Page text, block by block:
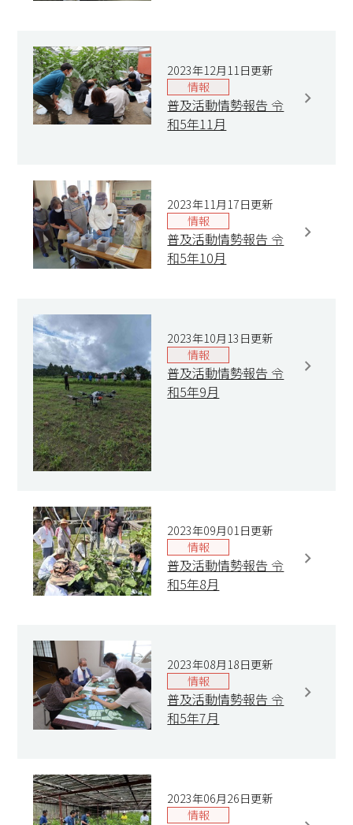
2023年12月11日更新
情報
普及活動情勢報告 令
和5年11月
2023年11月17日更新
情報
普及活動情勢報告 令
和5年10月
2023年10月13日更新
情報
普及活動情勢報告 令
和5年9月
2023年09月01日更新
情報
普及活動情勢報告 令
和5年8月
2023年08月18日更新
情報
普及活動情勢報告 令
和5年7月
2023年06月26日更新
情報